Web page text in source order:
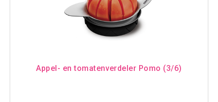
Appel- en tomatenverdeler Pomo (3/6)